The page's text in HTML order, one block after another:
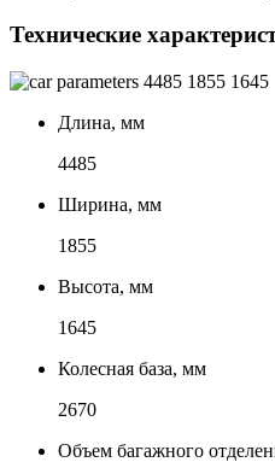
Технические
4485 1855 1645
Длина, мм
4485
Ширина, мм
1855
Высота, мм
1645
Колесная база, мм
2670
Объем багажного